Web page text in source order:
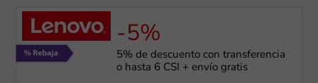
-5%
5% de descuento con transferencia
o hasta 6 CSI + envío gratis